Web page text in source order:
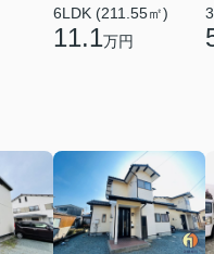
6LDK (211.55㎡)
11.1万円